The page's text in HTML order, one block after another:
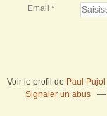
Email
Voir le profil de Paul Pujol
Signaler un abus